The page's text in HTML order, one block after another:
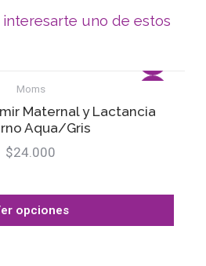
uno de estos
Moms
Maternal y Lactancia
Aqua/Gris
$24.000
opciones